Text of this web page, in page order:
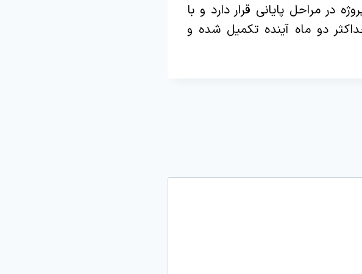
در مراحل پایانی قرار دارد و با
دو ماه آینده تکمیل شده و